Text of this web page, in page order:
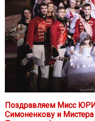
Поздравляем Мисс
Симоненкову и